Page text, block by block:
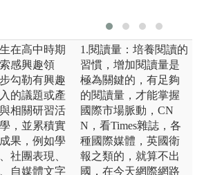
在高中時期
感興趣領
勾勒有興趣
的議題或產
相關研習活
，並累積實
果，例如學
社團表現、
自媒體文字
1.閱讀量：培養閱讀的
習慣，增加閱讀量是
極為關鍵的，有足夠
的閱讀量，才能掌握
國際市場脈動，CN
N，看Times雜誌，各
種國際媒體，英國衛
報之類的，就算不出
國，在今天網際網路